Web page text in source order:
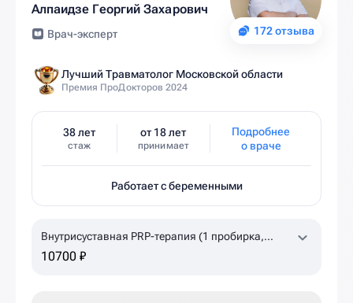
172 отзыва
Алпаидзе Георгий Захарович
Врач-эксперт
Лучший Травматолог Московской области
Премия ПроДокторов 2024
38 лет
стаж
от 18 лет
принимает
Подробнее
о враче
Работает с беременными
Внутрисуставная PRP-терапия (1 пробирка,
коленный, плечевой суставы)
10700 ₽